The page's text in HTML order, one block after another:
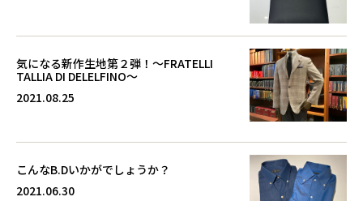
気になる新作生地第２弾！～FRATELLI
TALLIA DI DELELFINO～
2021.08.25
こんなB.Dいかがでしょうか？
2021.06.30